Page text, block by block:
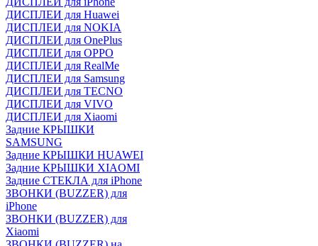
ДИСПЛЕИ для Huawei
ДИСПЛЕИ для NOKIA
ДИСПЛЕИ для OnePlus
ДИСПЛЕИ для OPPO
ДИСПЛЕИ для RealMe
ДИСПЛЕИ для Samsung
ДИСПЛЕИ для TECNO
ДИСПЛЕИ для VIVO
ДИСПЛЕИ для Xiaomi
Задние КРЫШКИ
SAMSUNG
Задние КРЫШКИ HUAWEI
Задние КРЫШКИ XIAOMI
Задние СТЕКЛА для iPhone
ЗВОНКИ (BUZZER) для
iPhone
ЗВОНКИ (BUZZER) для
Xiaomi